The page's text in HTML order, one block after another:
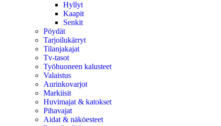
Hyllyt
Kaapit
Senkit
Pöydät
Tarjoilukärryt
Tilanjakajat
Tv-tasot
Työhuoneen kalusteet
Valaistus
Aurinkovarjot
Markiisit
Huvimajat & katokset
Pihavajat
Aidat & näköesteet